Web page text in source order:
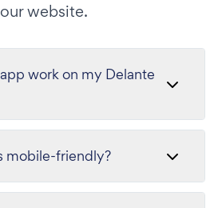
website.
work on my Delante
mobile-friendly?